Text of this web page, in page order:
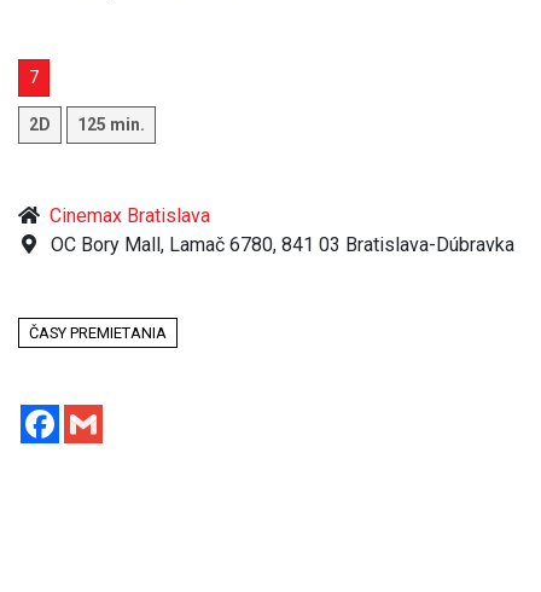
7
2D 125 min.
Cinemax Bratislava
OC Bory Mall, Lamač 6780, 841 03 Bratislava-Dúbravka
ČASY PREMIETANIA
Facebook